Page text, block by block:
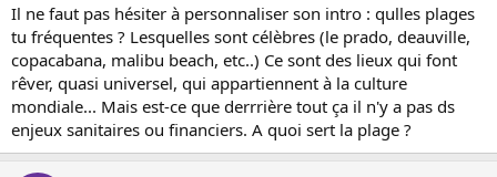
Il ne faut pas hésiter à personnaliser son intro : qulles plages
tu fréquentes ? Lesquelles sont célèbres (le prado, deauville,
copacabana, malibu beach, etc..) Ce sont des lieux qui font
rêver, quasi universel, qui appartiennent à la culture
mondiale... Mais est-ce que derrrière tout ça il n'y a pas ds
enjeux sanitaires ou financiers. A quoi sert la plage ?